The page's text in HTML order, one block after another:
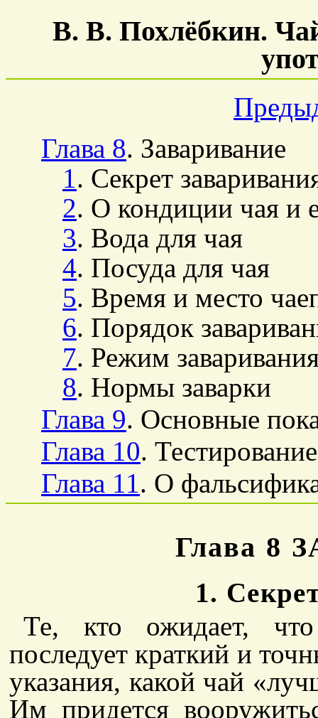
В. В. Похлёбкин.
Глава 8. Заваривание
1. Секрет
2. О кондиции чая и
3. Вода для чая
4. Посуда для чая
5. Время и место
6. Порядок
7. Режим
8. Нормы заварки
Глава 9. Основные
Глава 10.
Глава 11. О
Глава 8
1.
Те, кто ожидает,
последует краткий и
указания, какой чай
Им придется